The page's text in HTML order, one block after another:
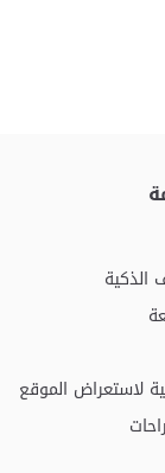
الذكية
لاستعراض الموقع